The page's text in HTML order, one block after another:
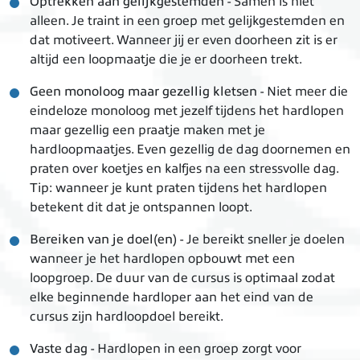
alleen. Je traint in een groep met gelijkgestemden en
dat motiveert. Wanneer jij er even doorheen zit is er
altijd een loopmaatje die je er doorheen trekt.
Geen monoloog maar gezellig kletsen - Niet meer die
eindeloze monoloog met jezelf tijdens het hardlopen
maar gezellig een praatje maken met je
hardloopmaatjes. Even gezellig de dag doornemen en
praten over koetjes en kalfjes na een stressvolle dag.
Tip: wanneer je kunt praten tijdens het hardlopen
betekent dit dat je ontspannen loopt.
Bereiken van je doel(en) - Je bereikt sneller je doelen
wanneer je het hardlopen opbouwt met een
loopgroep. De duur van de cursus is optimaal zodat
elke beginnende hardloper aan het eind van de
cursus zijn hardloopdoel bereikt.
Vaste dag - Hardlopen in een groep zorgt voor